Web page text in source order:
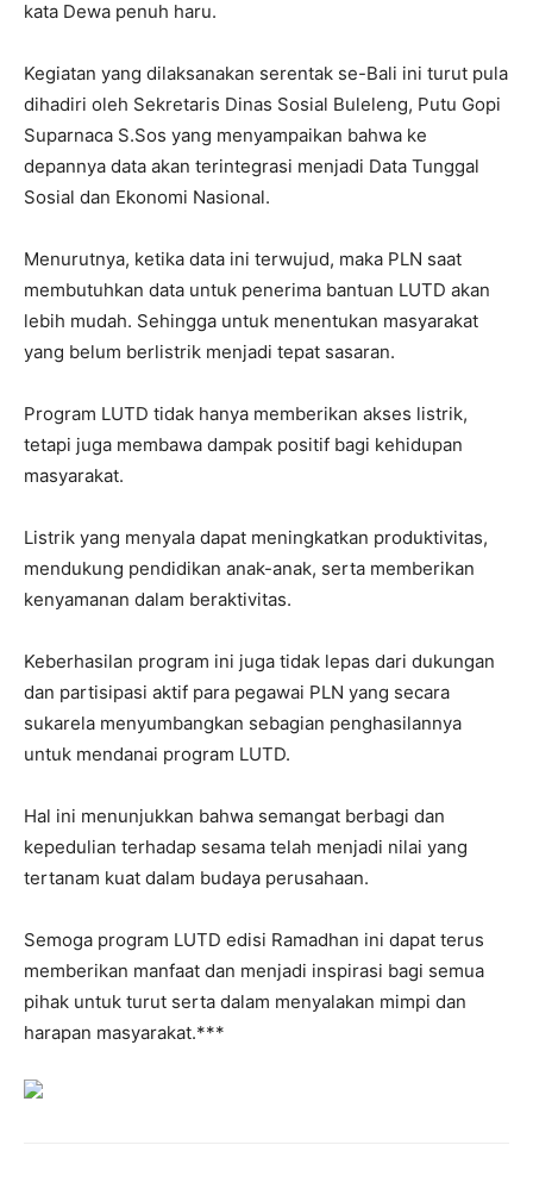
kata Dewa penuh haru.
Kegiatan yang dilaksanakan serentak se-Bali ini turut pula
dihadiri oleh Sekretaris Dinas Sosial Buleleng, Putu Gopi
Suparnaca S.Sos yang menyampaikan bahwa ke
depannya data akan terintegrasi menjadi Data Tunggal
Sosial dan Ekonomi Nasional.
Menurutnya, ketika data ini terwujud, maka PLN saat
membutuhkan data untuk penerima bantuan LUTD akan
lebih mudah. Sehingga untuk menentukan masyarakat
yang belum berlistrik menjadi tepat sasaran.
Program LUTD tidak hanya memberikan akses listrik,
tetapi juga membawa dampak positif bagi kehidupan
masyarakat.
Listrik yang menyala dapat meningkatkan produktivitas,
mendukung pendidikan anak-anak, serta memberikan
kenyamanan dalam beraktivitas.
Keberhasilan program ini juga tidak lepas dari dukungan
dan partisipasi aktif para pegawai PLN yang secara
sukarela menyumbangkan sebagian penghasilannya
untuk mendanai program LUTD.
Hal ini menunjukkan bahwa semangat berbagi dan
kepedulian terhadap sesama telah menjadi nilai yang
tertanam kuat dalam budaya perusahaan.
Semoga program LUTD edisi Ramadhan ini dapat terus
memberikan manfaat dan menjadi inspirasi bagi semua
pihak untuk turut serta dalam menyalakan mimpi dan
harapan masyarakat.***